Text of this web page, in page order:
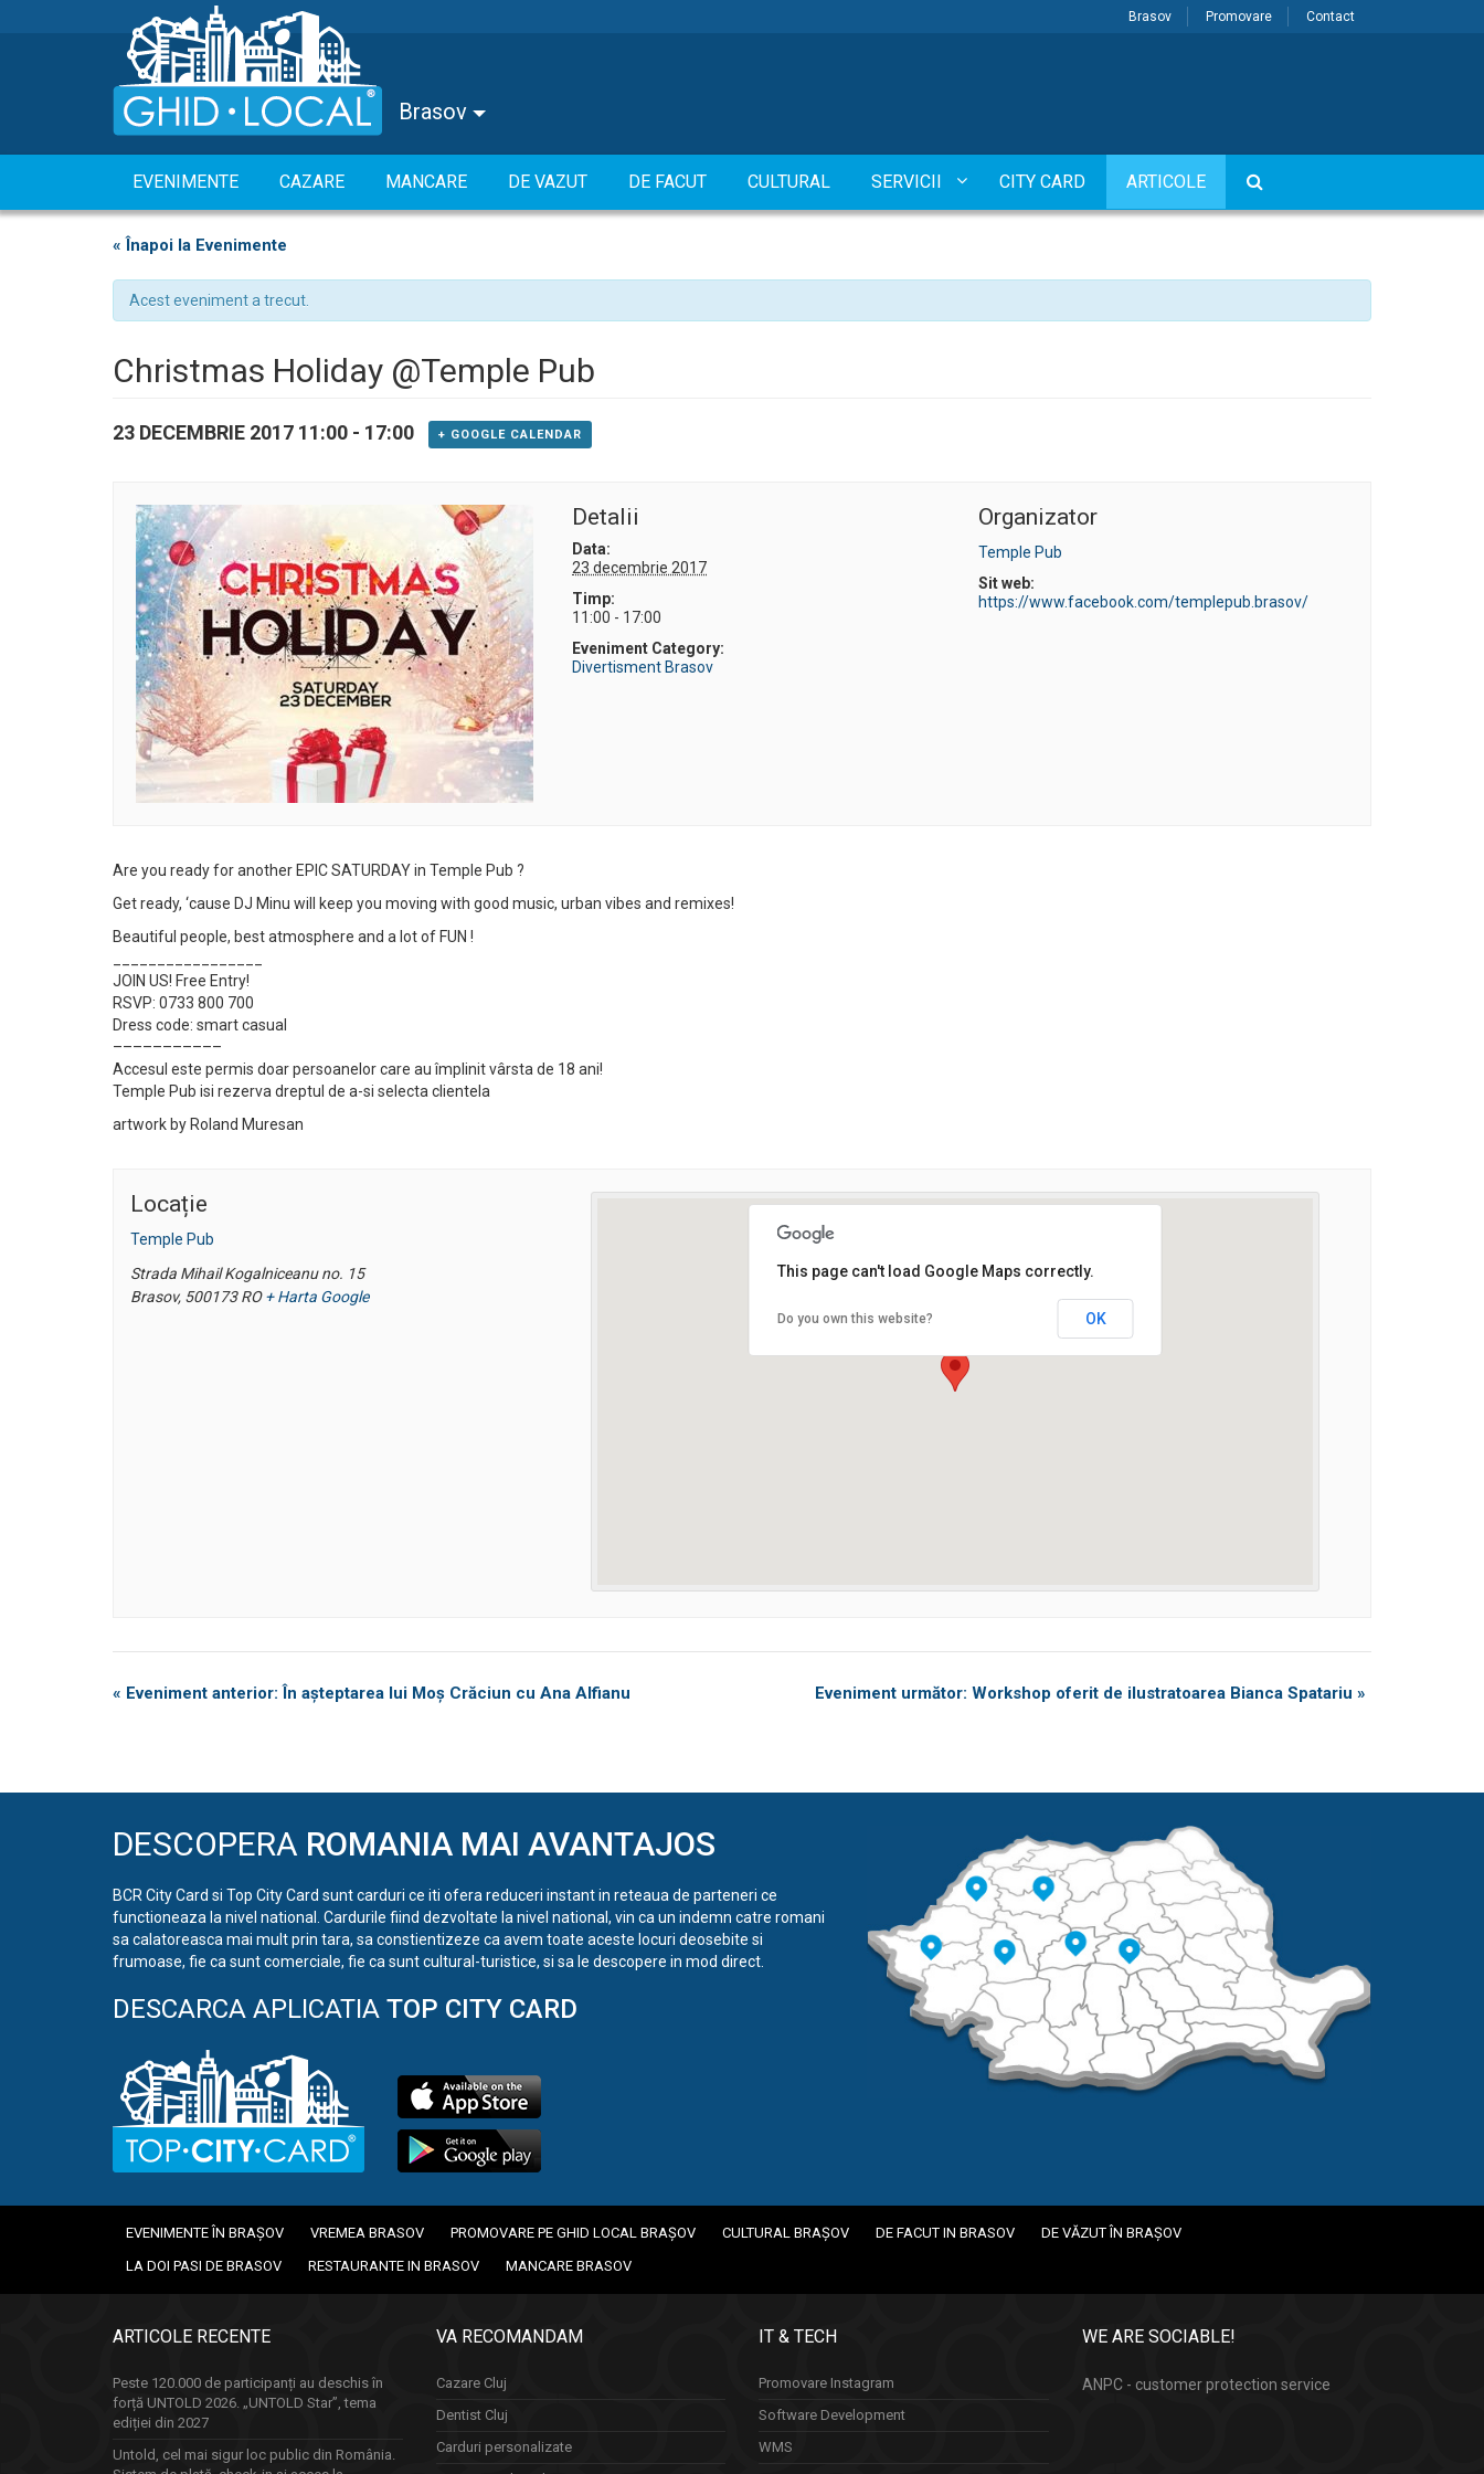
Brasov Promovare Contact
Brasov
EVENIMENTE CAZARE MANCARE DE VAZUT DE FACUT CULTURAL SERVICII CITY CARD ARTICOLE
« Înapoi la Evenimente
Acest eveniment a trecut.
Christmas Holiday @Temple Pub
23 DECEMBRIE 2017 11:00 - 17:00 + GOOGLE CALENDAR
Detalii
Data:
23 decembrie 2017
Timp:
11:00 - 17:00
Eveniment Category:
Divertisment Brasov
Organizator
Temple Pub
Sit web:
https://www.facebook.com/templepub.brasov/
Are you ready for another EPIC SATURDAY in Temple Pub ?
Get ready, ‘cause DJ Minu will keep you moving with good music, urban vibes and remixes!
Beautiful people, best atmosphere and a lot of FUN !
JOIN US! Free Entry!
RSVP: 0733 800 700
Dress code: smart casual
–––––––––––
Accesul este permis doar persoanelor care au împlinit vârsta de 18 ani!
Temple Pub isi rezerva dreptul de a-si selecta clientela
artwork by Roland Muresan
Locație
Temple Pub
Strada Mihail Kogalniceanu no. 15
Brasov, 500173 RO + Harta Google
This page can't load Google Maps correctly.
Do you own this website? OK
Eveniment
« Eveniment anterior: În așteptarea lui Moș Crăciun cu Ana Alfianu Eveniment următor: Workshop oferit de ilustratoarea Bianca Spatariu »
DESCOPERA ROMANIA MAI AVANTAJOS
BCR City Card si Top City Card sunt carduri ce iti ofera reduceri instant in reteaua de parteneri ce
functioneaza la nivel national. Cardurile fiind dezvoltate la nivel national, vin ca un indemn catre romani
sa calatoreasca mai mult prin tara, sa constientizeze ca avem toate aceste locuri deosebite si
frumoase, fie ca sunt comerciale, fie ca sunt cultural-turistice, si sa le descopere in mod direct.
DESCARCA APLICATIA TOP CITY CARD
EVENIMENTE ÎN BRAȘOV VREMEA BRASOV PROMOVARE PE GHID LOCAL BRAȘOV CULTURAL BRAȘOV DE FACUT IN BRASOV
DE VĂZUT ÎN BRAȘOV
LA DOI PASI DE BRASOV
RESTAURANTE IN BRASOV MANCARE BRASOV
ARTICOLE RECENTE
Peste 120.000 de participanți au deschis în
forță UNTOLD 2026. „UNTOLD Star”, tema
ediției din 2027
Untold, cel mai sigur loc public din România.
VA RECOMANDAM
Cazare Cluj
Dentist Cluj
Carduri personalizate
IT & TECH
Promovare Instagram
Software Development
WMS
WE ARE SOCIABLE!
ANPC - customer protection service